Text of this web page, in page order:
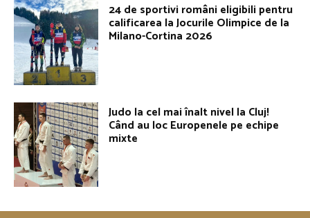
24 de sportivi români eligibili pentru
calificarea la Jocurile Olimpice de la
Milano-Cortina 2026
Judo la cel mai înalt nivel la Cluj!
Când au loc Europenele pe echipe
mixte